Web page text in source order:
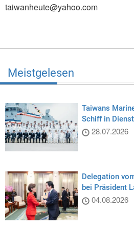
taiwanheute@yahoo.com
Meistgelesen
Taiwans
Schiff in Dienst
28.07.2026
Delegation
bei Präsident
04.08.2026